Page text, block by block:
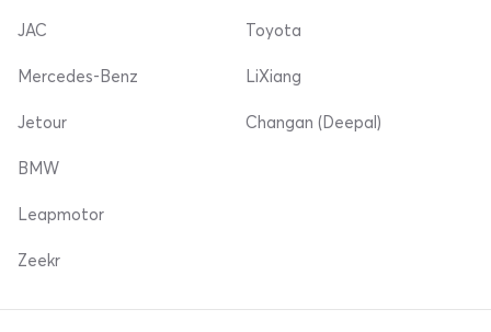
JAC
Mercedes-Benz
Jetour
Toyota
LiXiang
Changan (Deepal)
BMW
Leapmotor
Zeekr